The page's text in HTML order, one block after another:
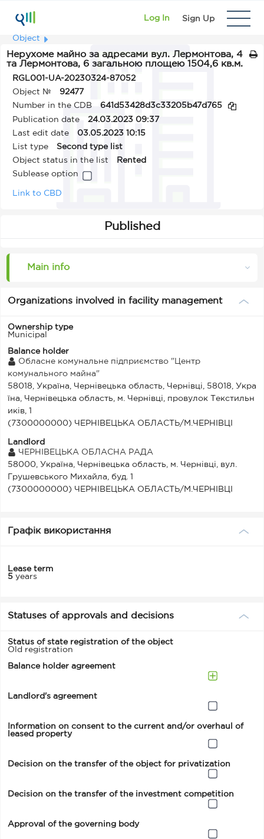
Log In Sign Up
Object
Нерухоме майно за адресами вул. Лермонтова, 4
та Лермонтова, 6 загальною площею 1504,6 кв.м.
RGL001-UA-20230324-87052
Object №
92477
Number in the CDB
641d53428d3c33205b47d765
Publication date
24.03.2023 09:37
Last edit date
03.05.2023 10:15
List type
Second type list
Object status in the list
Rented
Sublease option
Link to CBD
Published
Main info
Organizations involved in facility management
Ownership type
Municipal
Balance holder
Обласне комунальне підприємство "Центр
комунального майна"
58018, Україна, Чернівецька область, Чернівці, 58018, Укра
їна, Чернівецька область, м. Чернівці, провулок Текстильн
иків, 1
(7300000000) ЧЕРНІВЕЦЬКА ОБЛАСТЬ/М.ЧЕРНІВЦІ
Landlord
ЧЕРНІВЕЦЬКА ОБЛАСНА РАДА
58000, Україна, Чернівецька область, м. Чернівці, вул.
Грушевського Михайла, буд. 1
(7300000000) ЧЕРНІВЕЦЬКА ОБЛАСТЬ/М.ЧЕРНІВЦІ
Графік використання
Lease term
5 years
Statuses of approvals and decisions
Status of state registration of the object
Old registration
Balance holder agreement
Landlord's agreement
Information on consent to the current and/or overhaul of
leased property
Decision on the transfer of the object for privatization
Decision on the transfer of the investment competition
Approval of the governing body